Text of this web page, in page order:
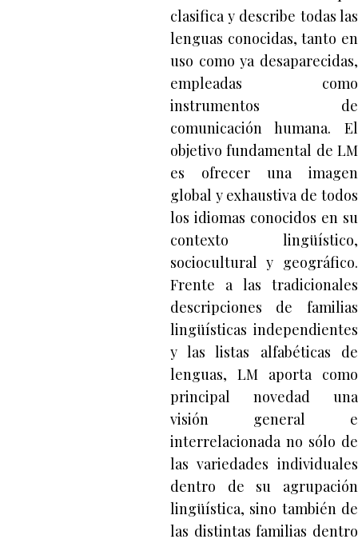
clasifica y describe todas las
lenguas conocidas, tanto en
uso como ya desaparecidas,
empleadas como
instrumentos de
comunicación humana. El
objetivo fundamental de LM
es ofrecer una imagen
global y exhaustiva de todos
los idiomas conocidos en su
contexto lingüístico,
sociocultural y geográfico.
Frente a las tradicionales
descripciones de familias
lingüísticas independientes
y las listas alfabéticas de
lenguas, LM aporta como
principal novedad una
visión general e
interrelacionada no sólo de
las variedades individuales
dentro de su agrupación
lingüística, sino también de
las distintas familias dentro